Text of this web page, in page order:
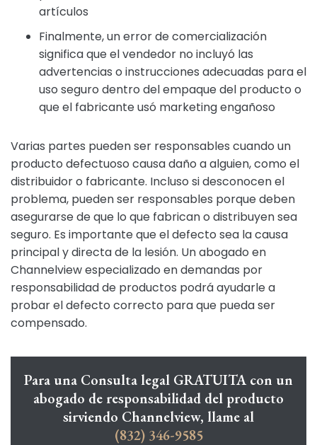
artículos
Finalmente, un error de comercialización
significa que el vendedor no incluyó las
advertencias o instrucciones adecuadas para el
uso seguro dentro del empaque del producto o
que el fabricante usó marketing engañoso
Varias partes pueden ser responsables cuando un
producto defectuoso causa daño a alguien, como el
distribuidor o fabricante. Incluso si desconocen el
problema, pueden ser responsables porque deben
asegurarse de que lo que fabrican o distribuyen sea
seguro. Es importante que el defecto sea la causa
principal y directa de la lesión. Un abogado en
Channelview especializado en demandas por
responsabilidad de productos podrá ayudarle a
probar el defecto correcto para que pueda ser
compensado.
Para una Consulta legal GRATUITA con un
abogado de responsabilidad del producto
sirviendo Channelview, llame al
(832) 346-9585